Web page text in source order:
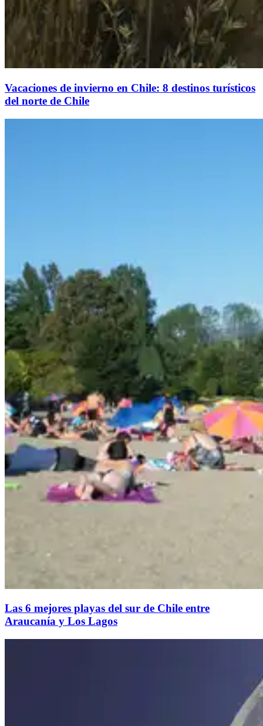
Vacaciones de invierno en Chile: 8 destinos turísticos
del norte de Chile
Las 6 mejores playas del sur de Chile entre
Araucanía y Los Lagos